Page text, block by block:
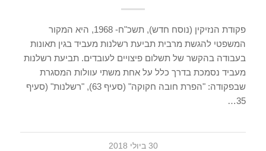
פקודת הנזיקין (נוסח חדש), תשכ"ח- 1968, היא המקור
המשפטי להגשת מרבית תביעת רשלנות מעביד בגין תאונות
בעבודה בהקשר של תשלום פיצויים לעובדים. תביעת רשלנות
מעביד נסמכת בדרך כלל על אחת משתי עוולות המסגרת
שבפקודה: "הפרת חובה חקוקה" (סעיף 63), "רשלנות" (סעיף
35…
30 ביולי 2018